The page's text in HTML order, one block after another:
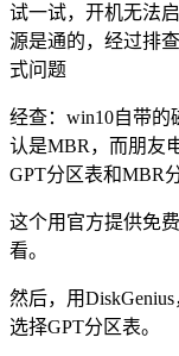
试一试，开机无法
源是通的，经过排
式问题
经查：win10自带
认是MBR，而朋友
GPT分区表和MBR
这个用官方提供免
看。
然后，用
选择GPT分区表。